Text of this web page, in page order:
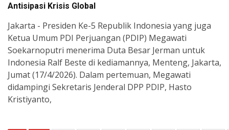
Antisipasi Krisis Global
Jakarta - Presiden Ke-5 Republik Indonesia yang juga
Ketua Umum PDI Perjuangan (PDIP) Megawati
Soekarnoputri menerima Duta Besar Jerman untuk
Indonesia Ralf Beste di kediamannya, Menteng, Jakarta,
Jumat (17/4/2026). Dalam pertemuan, Megawati
didampingi Sekretaris Jenderal DPP PDIP, Hasto
Kristiyanto,